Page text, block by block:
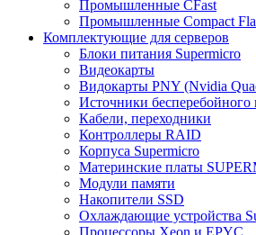
Промышленные CFast
Промышленные Compact
Комплектующие для серверов
Блоки питания Supermicro
Видеокарты
Видокарты PNY (Nvidia
Источники бесперебойного
Кабели, переходники
Контроллеры RAID
Корпуса Supermicro
Материнские платы
Модули памяти
Накопители SSD
Охлаждающие устройства
Процессоры Xeon и EPYC